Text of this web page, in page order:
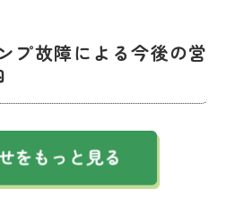
プ故障による今後の営